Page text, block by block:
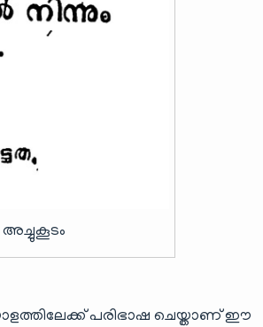
പരിഭാഷ ചെയ്താണ് ഈ